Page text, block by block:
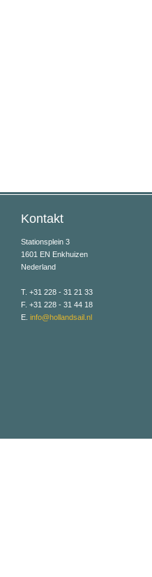
Kontakt
Stationsplein 3
1601 EN Enkhuizen
Nederland
T. +31 228 - 31 21 33
F. +31 228 - 31 44 18
E. info@hollandsail.nl